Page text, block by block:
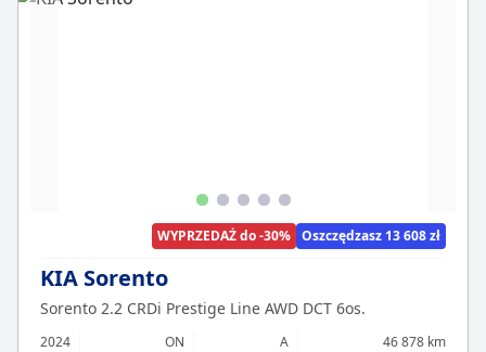
WYPRZEDAŻ do -30% Oszczędzasz 13 608 zł
KIA Sorento
Sorento 2.2 CRDi Prestige Line AWD DCT 6os.
2024 ON A
46 878 km